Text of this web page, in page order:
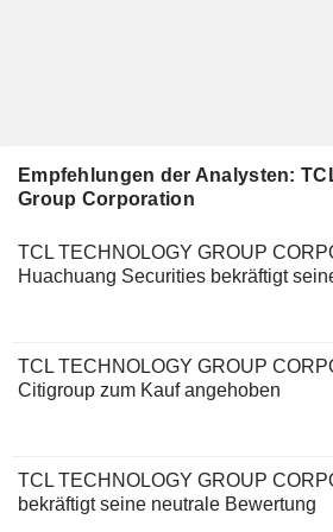
Empfehlungen der Analysten:
Group Corporation
TCL TECHNOLOGY GROUP
Huachuang Securities bekräftigt
TCL TECHNOLOGY GROUP
Citigroup zum Kauf angehoben
TCL TECHNOLOGY GROUP
bekräftigt seine neutrale Bewertung